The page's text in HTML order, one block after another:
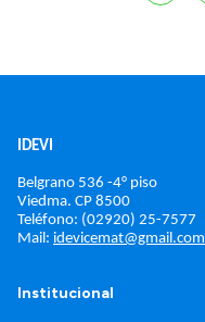
IDEVI
Belgrano 536 -4° piso
Viedma. CP 8500
Teléfono: (02920) 25-7577
Mail: idevicemat@gmail.com
Institucional